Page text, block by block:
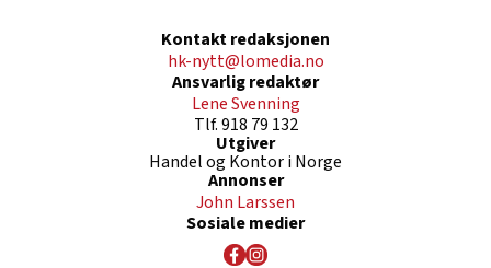
Kontakt redaksjonen
hk-nytt@lomedia.no
Ansvarlig redaktør
Lene Svenning
Tlf. 918 79 132
Utgiver
Handel og Kontor i Norge
Annonser
John Larssen
Sosiale medier